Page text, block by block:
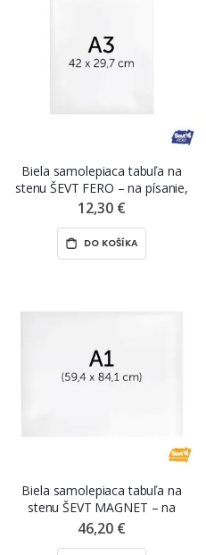
Biela samolepiaca tabuľa na
stenu ŠEVT FERO – na písanie,
A3, 42 x 29,7 cm
12,30 €
DO KOŠÍKA
Biela samolepiaca tabuľa na
stenu ŠEVT MAGNET – na
projekciu, A1, 84,1 x 59,4 cm
46,20 €